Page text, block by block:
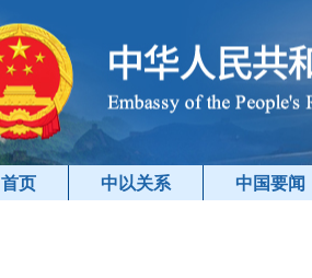
首页 中以关系 中国要闻